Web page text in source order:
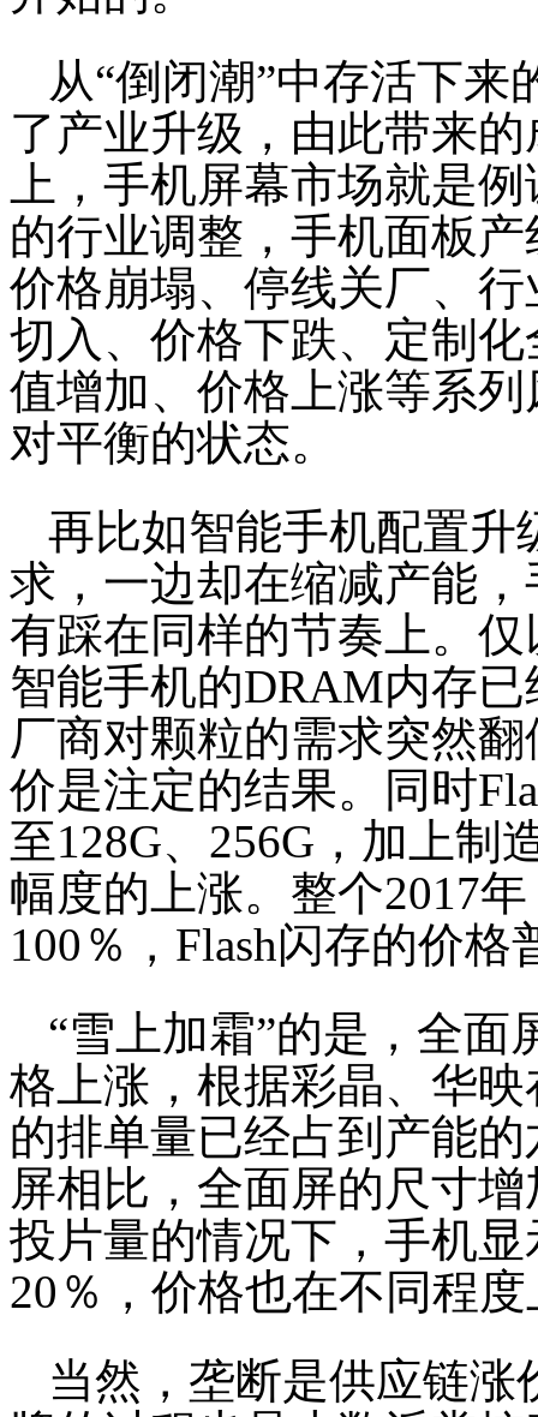
从“倒闭潮”中存活下
了产业升级，由此带来
上，手机屏幕市场就是
的行业调整，手机面板
价格崩塌、停线关厂、
切入、价格下跌、定制
值增加、价格上涨等系
对平衡的状态。
再比如智能手机配置升
求，一边却在缩减产能
有踩在同样的节奏上。
智能手机的DRAM内存
厂商对颗粒的需求突然
价是注定的结果。同时
至128G、256G，加上制
幅度的上涨。整个2017
100％，Flash闪存的价格
“雪上加霜”的是，全
格上涨，根据彩晶、华
的排单量已经占到产能
屏相比，全面屏的尺寸
投片量的情况下，手机
20％，价格也在不同程
当然，垄断是供应链